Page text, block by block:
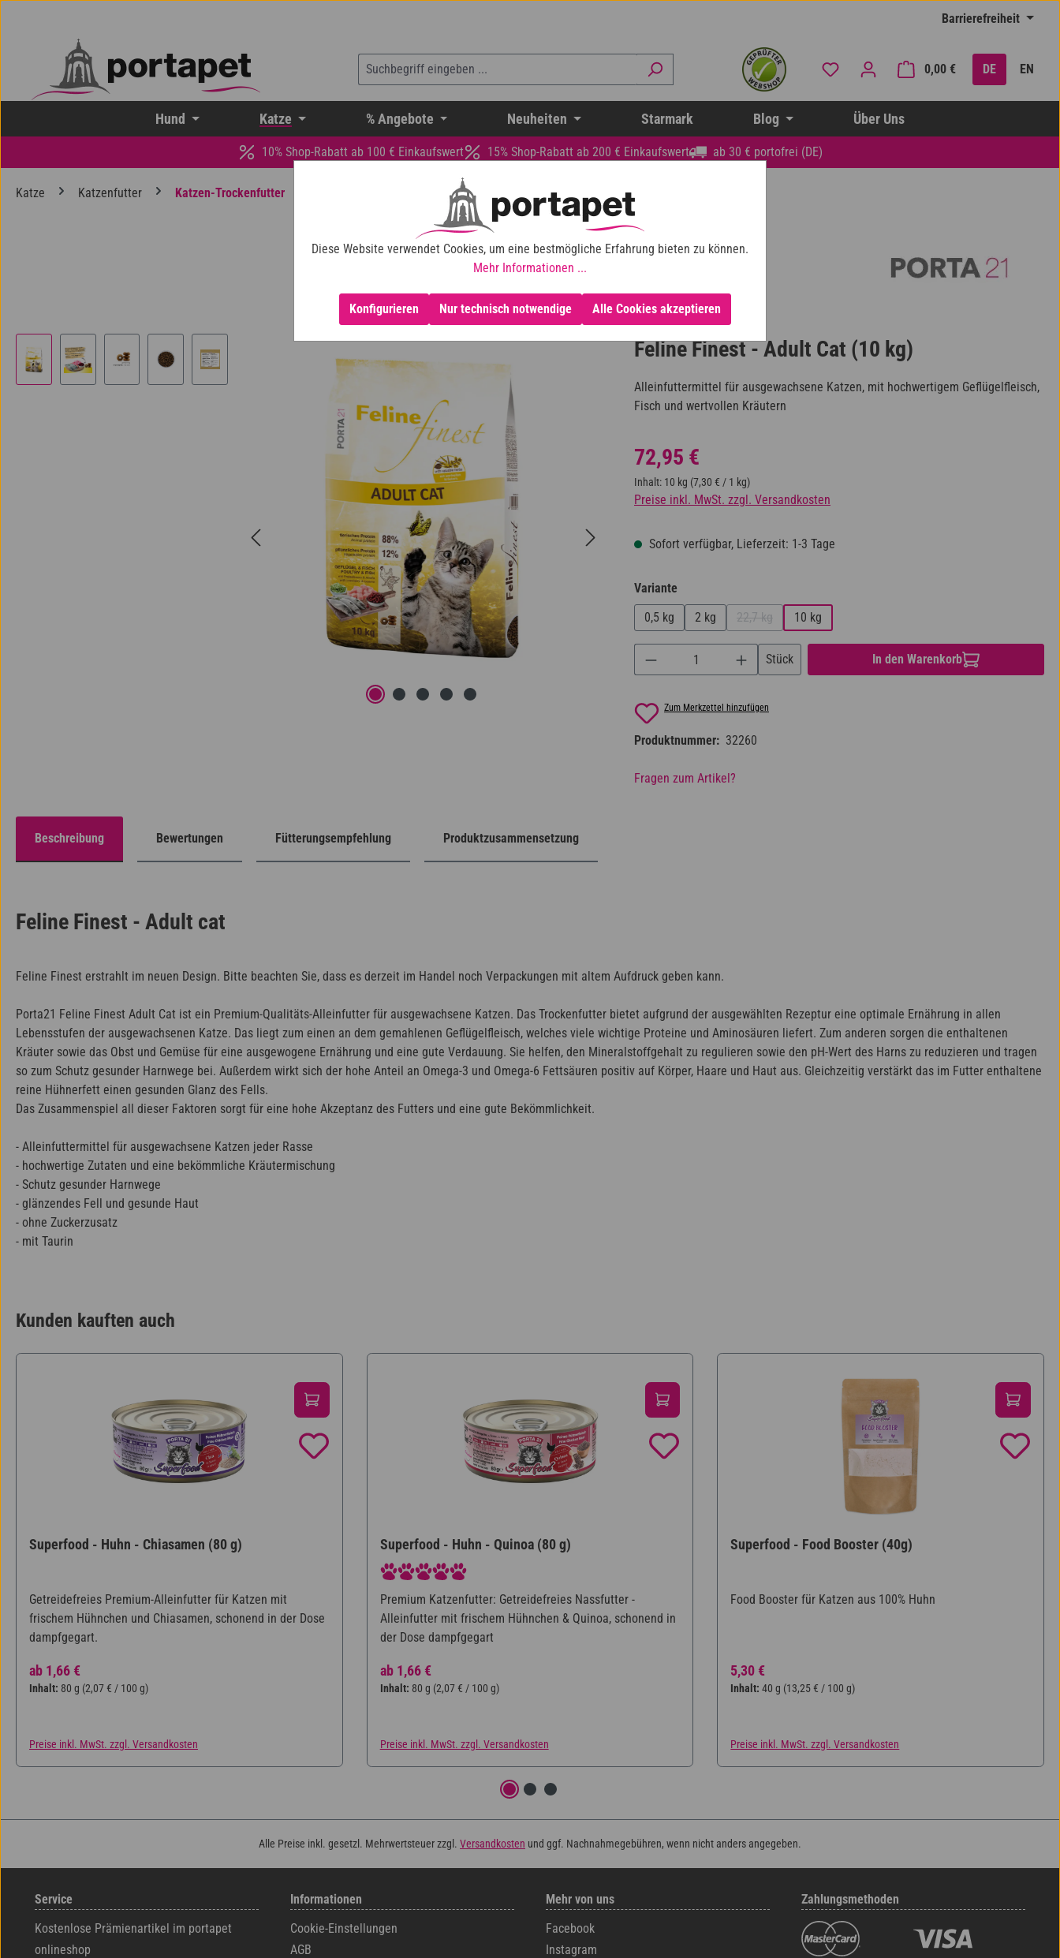
Barrierefreiheit
Du hast 0 Produkte auf dem Merkzettel
0,00 €Warenkorb enthält
DE EN
Hund Katze % Angebote Neuheiten Starmark Blog Über Uns
10% Shop-Rabatt ab 100 € Einkaufswert 15% Shop-Rabatt ab 200 € Einkaufswert ab 30 € portofrei (DE)
Katze Katzenfutter Katzen-Trockenfutter
Feline Finest - Adult Cat (10 kg)
Alleinfuttermittel für ausgewachsene Katzen, mit hochwertigem Geflügelfleisch,
Fisch und wertvollen Kräutern
Regulärer Preis:
72,95 €
Inhalt: 10 kg (7,30 € / 1 kg)
Preise inkl. MwSt. zzgl. Versandkosten
Sofort verfügbar, Lieferzeit: 1-3 Tage
Variante
0,5 kg
2 kg 22,7 kg
(Diese Option ist zurzeit nicht verfügbar.)
10 kg
Produkt Anzahl: Gib den gewünschten Wert ein oder
Stück In den Warenkorb
Zum Merkzettel hinzufügen
Produktnummer: 32260
Fragen zum Artikel?
Beschreibung Bewertungen Fütterungsempfehlung Produktzusammensetzung
Feline Finest - Adult cat
Feline Finest erstrahlt im neuen Design. Bitte beachten Sie, dass es derzeit im Handel noch Verpackungen mit altem Aufdruck geben kann.
Porta21 Feline Finest Adult Cat ist ein Premium-Qualitäts-Alleinfutter für ausgewachsene Katzen. Das Trockenfutter bietet aufgrund der ausgewählten Rezeptur eine optimale Ernährung in allen
Lebensstufen der ausgewachsenen Katze. Das liegt zum einen an dem gemahlenen Geflügelfleisch, welches viele wichtige Proteine und Aminosäuren liefert. Zum anderen sorgen die enthaltenen
Kräuter sowie das Obst und Gemüse für eine ausgewogene Ernährung und eine gute Verdauung. Sie helfen, den Mineralstoffgehalt zu regulieren sowie den pH-Wert des Harns zu reduzieren und tragen
so zum Schutz gesunder Harnwege bei. Außerdem wirkt sich der hohe Anteil an Omega-3 und Omega-6 Fettsäuren positiv auf Körper, Haare und Haut aus. Gleichzeitig verstärkt das im Futter enthaltene
reine Hühnerfett einen gesunden Glanz des Fells.
Das Zusammenspiel all dieser Faktoren sorgt für eine hohe Akzeptanz des Futters und eine gute Bekömmlichkeit.
- Alleinfuttermittel für ausgewachsene Katzen jeder Rasse
- hochwertige Zutaten und eine bekömmliche Kräutermischung
- Schutz gesunder Harnwege
- glänzendes Fell und gesunde Haut
- ohne Zuckerzusatz
- mit Taurin
Kunden kauften auch
Superfood - Huhn - Chiasamen (80 g)
Getreidefreies Premium-Alleinfutter für Katzen mit
frischem Hühnchen und Chiasamen, schonend in der Dose
dampfgegart.
Regulärer Preis:
ab 1,66 €
Inhalt: 80 g (2,07 € / 100 g)
Preise inkl. MwSt. zzgl. Versandkosten
Superfood - Huhn - Quinoa (80 g)
Durchschnittliche Bewertung von 5 von 5 Sternen
Premium Katzenfutter: Getreidefreies Nassfutter -
Alleinfutter mit frischem Hühnchen & Quinoa, schonend in
der Dose dampfgegart
Regulärer Preis:
ab 1,66 €
Inhalt: 80 g (2,07 € / 100 g)
Preise inkl. MwSt. zzgl. Versandkosten
Superfood - Food Booster (40g)
Food Booster für Katzen aus 100% Huhn
Regulärer Preis:
5,30 €
Inhalt:40 g (13,25 € / 100 g)
Preise inkl. MwSt. zzgl. Versandkosten
Alle Preise inkl. gesetzl. Mehrwertsteuer zzgl. Versandkosten und ggf. Nachnahmegebühren, wenn nicht anders angegeben.
Service
Kostenlose Prämienartikel im portapet
onlineshop
Informationen
Cookie-Einstellungen
AGB
Mehr von uns
Facebook
Instagram
Zahlungsmethoden
Diese Website verwendet Cookies, um eine bestmögliche Erfahrung bieten zu können.
Mehr Informationen ...
Konfigurieren Alle Cookies akzeptieren
Nur technisch notwendige